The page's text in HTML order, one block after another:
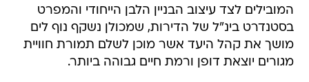
המובילים לצד עיצוב הבניין הלבן הייחודי והמפרט
בסטנדרט בינ"ל של הדירות, שמכולן נשקף נוף לים
מושך את קהל היעד אשר מוכן לשלם תמורת חוויית
מגורים יוצאת דופן ורמת חיים גבוהה ביותר.